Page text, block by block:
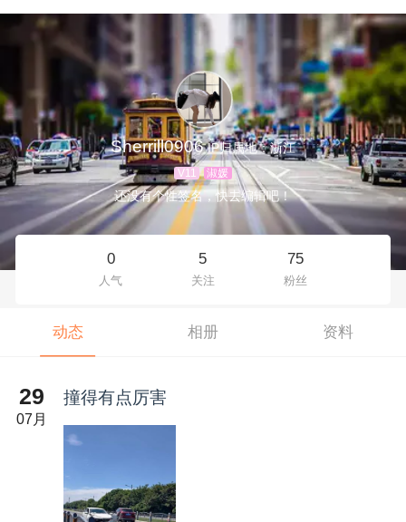
Sherrill0906 IP归属地：浙江
V11 淑媛
还没有个性签名，快去编辑吧！
0
人气
5
关注
75
粉丝
动态 相册 资料
29
07月
撞得有点厉害